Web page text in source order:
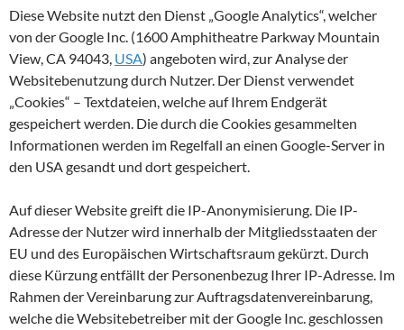
Diese Website nutzt den Dienst „Google Analytics“, welcher
von der Google Inc. (1600 Amphitheatre Parkway Mountain
View, CA 94043, USA) angeboten wird, zur Analyse der
Websitebenutzung durch Nutzer. Der Dienst verwendet
„Cookies“ – Textdateien, welche auf Ihrem Endgerät
gespeichert werden. Die durch die Cookies gesammelten
Informationen werden im Regelfall an einen Google-Server in
den USA gesandt und dort gespeichert.
Auf dieser Website greift die IP-Anonymisierung. Die IP-
Adresse der Nutzer wird innerhalb der Mitgliedsstaaten der
EU und des Europäischen Wirtschaftsraum gekürzt. Durch
diese Kürzung entfällt der Personenbezug Ihrer IP-Adresse. Im
Rahmen der Vereinbarung zur Auftragsdatenvereinbarung,
welche die Websitebetreiber mit der Google Inc. geschlossen